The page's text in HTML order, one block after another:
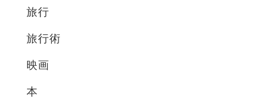
旅行
旅行術
映画
本